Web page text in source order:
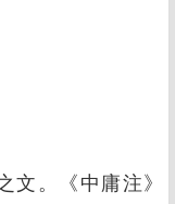
文。《中庸注》